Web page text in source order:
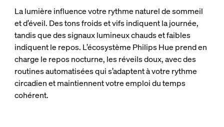
La lumière influence votre rythme naturel de sommeil
et d’éveil. Des tons froids et vifs indiquent la journée,
tandis que des signaux lumineux chauds et faibles
indiquent le repos. L’écosystème Philips Hue prend en
charge le repos nocturne, les réveils doux, avec des
routines automatisées qui s’adaptent à votre rythme
circadien et maintiennent votre emploi du temps
cohérent.